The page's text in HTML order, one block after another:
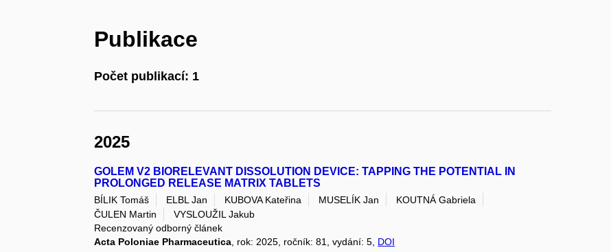
Publikace
Počet publikací: 1
2025
GOLEM V2 BIORELEVANT DISSOLUTION DEVICE: TAPPING THE POTENTIAL IN
PROLONGED RELEASE MATRIX TABLETS
BÍLIK Tomáš ELBL Jan KUBOVA Kateřina MUSELÍK Jan
KOUTNÁ Gabriela
ČULEN Martin
VYSLOUŽIL Jakub
Recenzovaný odborný článek
Acta Poloniae Pharmaceutica , rok: 2025, ročník: 81, vydání: 5, DOI